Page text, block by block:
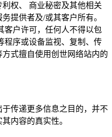
权、 商业秘密及其他相关
提供者及/或其客户所有。
客户许可，任何人不得以包
程序或设备监视、复制、传
式擅自使用创世网络站内的
传递更多信息之目的，并不
内容的真实性。